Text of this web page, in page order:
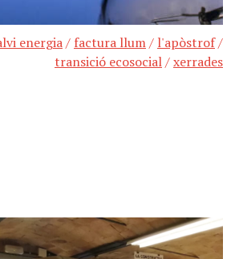
energia/ factura llum/ l'apòstrof/
transició ecosocial/xerrades